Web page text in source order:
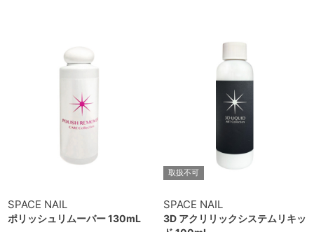
SPACE NAIL
ポリッシュリムーバー 130mL
取扱不可
SPACE NAIL
3D アクリリックシステムリキッ